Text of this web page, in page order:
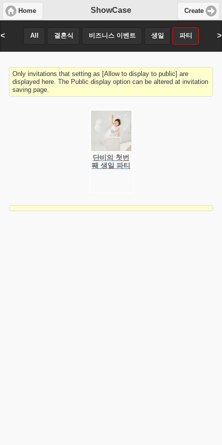
Home ShowCase Create
< >
All 결혼식 비즈니스 이벤트 생일 파티
Only invitations that setting as [Allow to display to public] are
displayed here. The Public display option can be altered at invitation
saving page.
단비의 첫번
째 생일 파티